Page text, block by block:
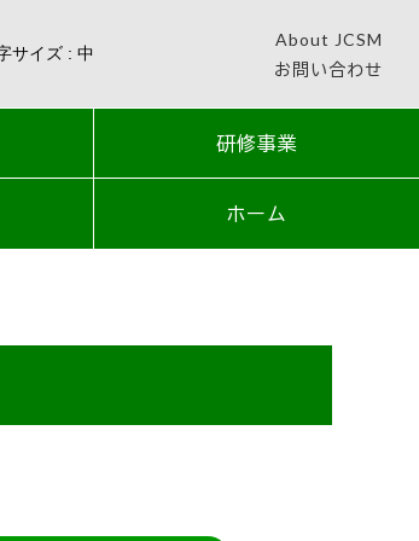
About JCSM
お問い合わせ
研修事業
ホーム